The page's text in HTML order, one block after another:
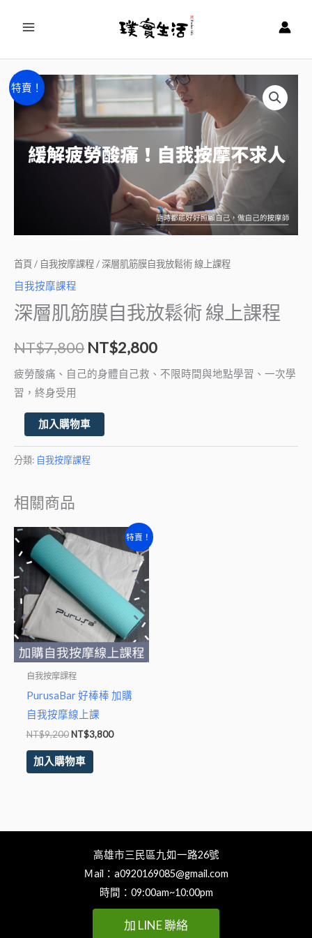
內特賣！
首頁/ 自我按摩課程/ 深層肌筋膜自我放鬆術 線上課程
自我按摩課程
深層肌筋膜自我放鬆術 線上課程
NT$7,800
原
始
價
格：
NT$7,800。
NT$2,800
目
前
價
格：
NT$2,800。
疲勞酸痛、自己的身體自己救、不限時間與地點學習、一次學
習，終身受用
深
層
肌
筋
鬆
線
上
課
數
量
加入購物車
分類: 自我按摩課程
相關商品
特賣！
自我按摩課程
PurusaBar 好棒棒 加購
自我按摩線上課
NT$9,200
原
始
價
格：
NT$9,200。
NT$3,800
NT$3,800。
加入購物車
高雄市三民區九如一路26號
Ｍail： a0920169085@gmail.com
時間：09:00am~10:00pm
加 LINE 聯絡